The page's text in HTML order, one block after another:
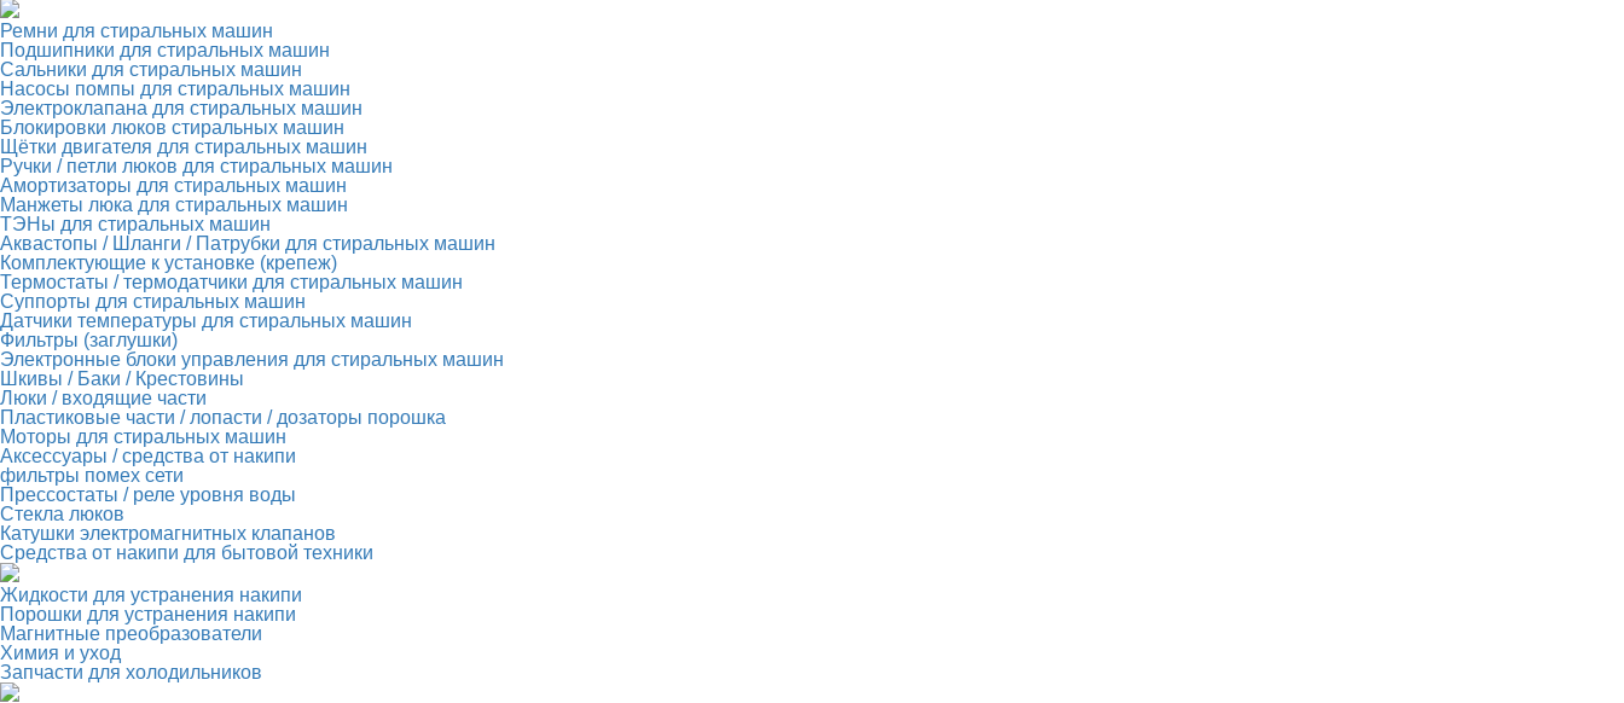
Ремни для стиральных машин
Подшипники для стиральных машин
Сальники для стиральных машин
Насосы помпы для стиральных машин
Электроклапана для стиральных машин
Блокировки люков стиральных машин
Щётки двигателя для стиральных машин
Ручки / петли люков для стиральных машин
Амортизаторы для стиральных машин
Манжеты люка для стиральных машин
ТЭНы для стиральных машин
Аквастопы / Шланги / Патрубки для стиральных машин
Комплектующие к установке (крепеж)
Термостаты / термодатчики для стиральных машин
Суппорты для стиральных машин
Датчики температуры для стиральных машин
Фильтры (заглушки)
Электронные блоки управления для стиральных машин
Шкивы / Баки / Крестовины
Люки / входящие части
Пластиковые части / лопасти / дозаторы порошка
Моторы для стиральных машин
Аксессуары / средства от накипи
фильтры помех сети
Прессостаты / реле уровня воды
Стекла люков
Катушки электромагнитных клапанов
Средства от накипи для бытовой техники
Жидкости для устранения накипи
Порошки для устранения накипи
Магнитные преобразователи
Химия и уход
Запчасти для холодильников